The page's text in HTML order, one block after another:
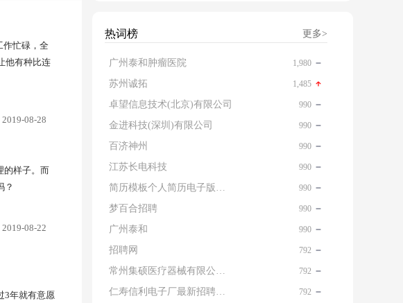
作忙碌，全
他有种比连
2019-08-28
的样子。而
？
2019-08-22
3年就有意愿
热词榜 更多>
广州泰和肿瘤医院 1,980
苏州诚拓 1,485
卓望信息技术(北京)有限公司 990
金进科技(深圳)有限公司 990
百济神州 990
江苏长电科技 990
简历模板个人简历电子版免费 990
梦百合招聘 990
广州泰和 990
招聘网 792
常州集硕医疗器械有限公司 名片 792
仁寿信利电子厂最新招聘信息查询 792